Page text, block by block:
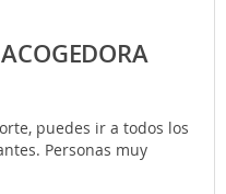
puedes ir a todos los
Personas muy